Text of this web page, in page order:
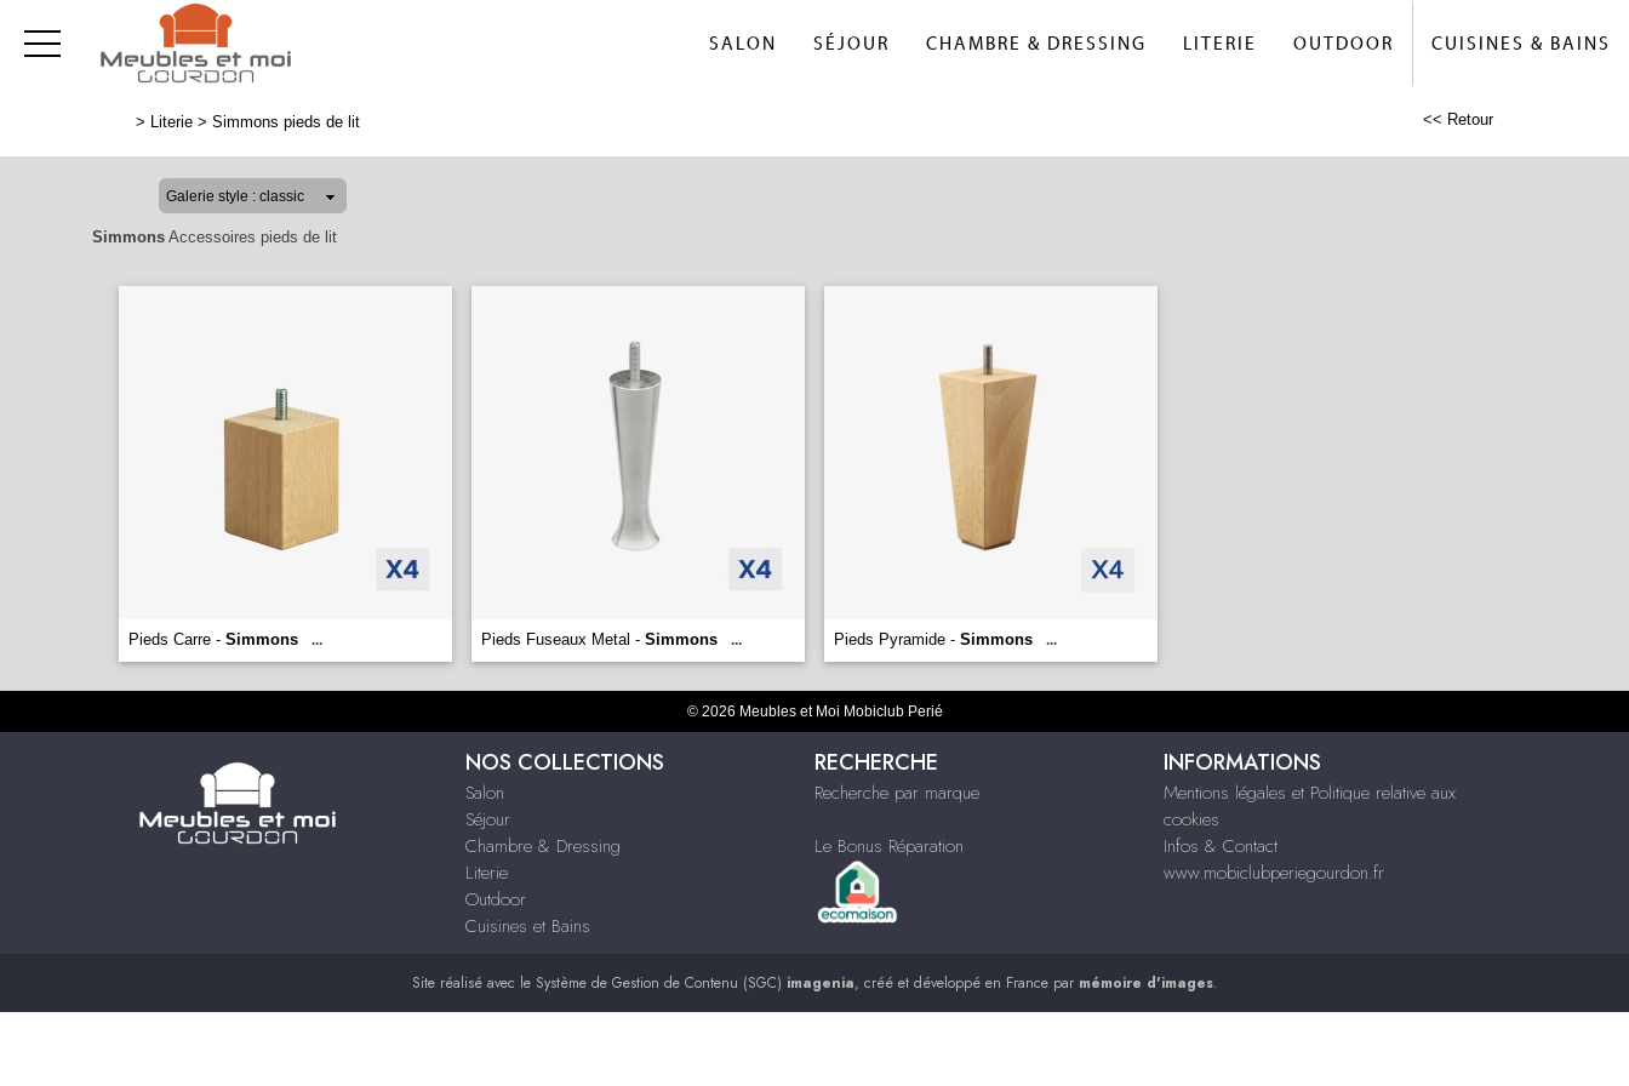
SALON SÉJOUR CHAMBRE & DRESSING LITERIE OUTDOOR CUISINES & BAINS
> Literie > Simmons pieds de lit << Retour
Simmons Accessoires pieds de lit
Pieds Carre - Simmons ... Pieds Fuseaux Metal - Simmons ... Pieds Pyramide - Simmons ...
© 2026 Meubles et Moi Mobiclub Perié
NOS COLLECTIONS
Salon
Séjour
Chambre & Dressing
Literie
Outdoor
Cuisines et Bains
RECHERCHE
Recherche par marque
Le Bonus Réparation
INFORMATIONS
Mentions légales et Politique relative aux
cookies
Infos & Contact
www.mobiclubperiegourdon.fr
Site réalisé avec le Système de Gestion de Contenu (SGC) imagenia, créé et développé en France par mémoire d'images.